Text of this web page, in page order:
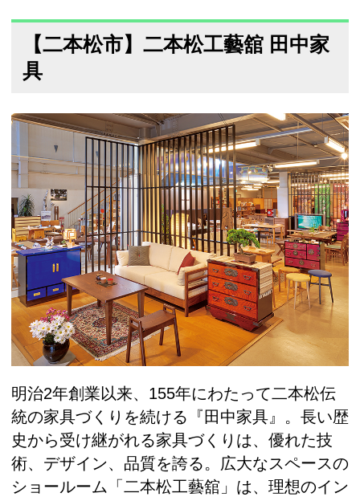
【二本松市】二本松工藝舘 田中家
具
明治2年創業以来、155年にわたって二本松伝
統の家具づくりを続ける『田中家具』。長い歴
史から受け継がれる家具づくりは、優れた技
術、デザイン、品質を誇る。広大なスペースの
ショールーム「二本松工藝舘」は、理想のイン